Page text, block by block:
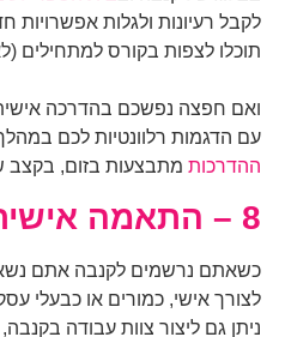
לקבל רעיונות ולגלות
תוכלו לצפות בקורס למתחילים
ואם חפצה נפשכם בהדרכה
עם הדגמות רלוונטיות לכם
ההדרכות מתבצעות בזום, בקצב
8 – התאמה
כשאתם נרשמים לקנבה אתם
לצורך אישי, כמורים או כבעלי
ניתן גם ליצור צוות עבודה